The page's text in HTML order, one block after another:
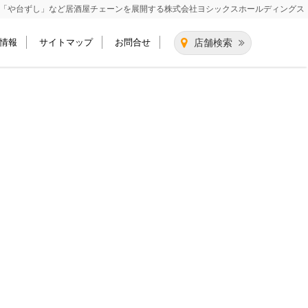
「や台ずし」など居酒屋チェーンを展開する株式会社ヨシックスホールディングス
店舗検索
報 サイトマップ お問合せ